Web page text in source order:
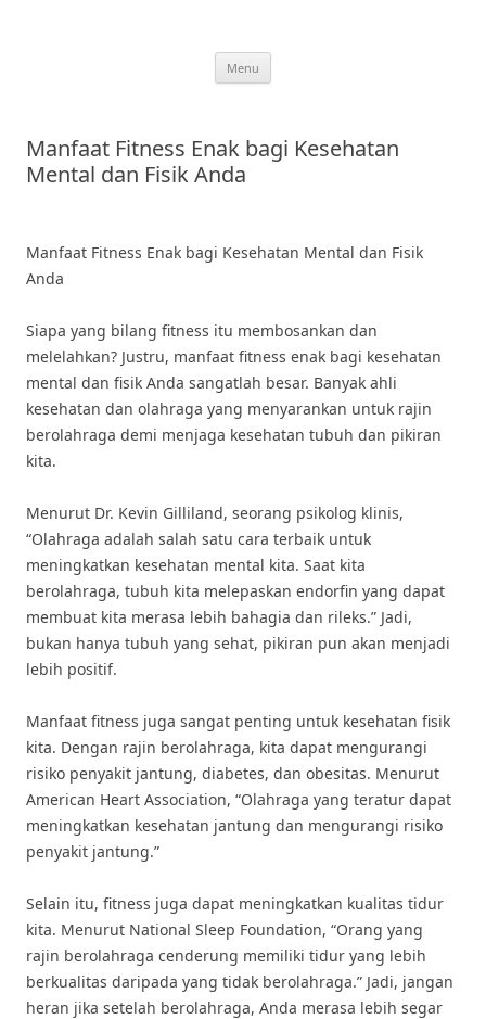
Menu
Manfaat Fitness Enak bagi Kesehatan
Mental dan Fisik Anda
Manfaat Fitness Enak bagi Kesehatan Mental dan Fisik
Anda
Siapa yang bilang fitness itu membosankan dan
melelahkan? Justru, manfaat fitness enak bagi kesehatan
mental dan fisik Anda sangatlah besar. Banyak ahli
kesehatan dan olahraga yang menyarankan untuk rajin
berolahraga demi menjaga kesehatan tubuh dan pikiran
kita.
Menurut Dr. Kevin Gilliland, seorang psikolog klinis,
“Olahraga adalah salah satu cara terbaik untuk
meningkatkan kesehatan mental kita. Saat kita
berolahraga, tubuh kita melepaskan endorfin yang dapat
membuat kita merasa lebih bahagia dan rileks.” Jadi,
bukan hanya tubuh yang sehat, pikiran pun akan menjadi
lebih positif.
Manfaat fitness juga sangat penting untuk kesehatan fisik
kita. Dengan rajin berolahraga, kita dapat mengurangi
risiko penyakit jantung, diabetes, dan obesitas. Menurut
American Heart Association, “Olahraga yang teratur dapat
meningkatkan kesehatan jantung dan mengurangi risiko
penyakit jantung.”
Selain itu, fitness juga dapat meningkatkan kualitas tidur
kita. Menurut National Sleep Foundation, “Orang yang
rajin berolahraga cenderung memiliki tidur yang lebih
berkualitas daripada yang tidak berolahraga.” Jadi, jangan
heran jika setelah berolahraga, Anda merasa lebih segar